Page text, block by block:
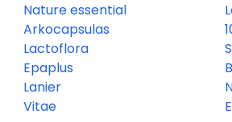
Nature essential
Arkocapsulas
Lactoflora
Epaplus
Lanier
Vitae